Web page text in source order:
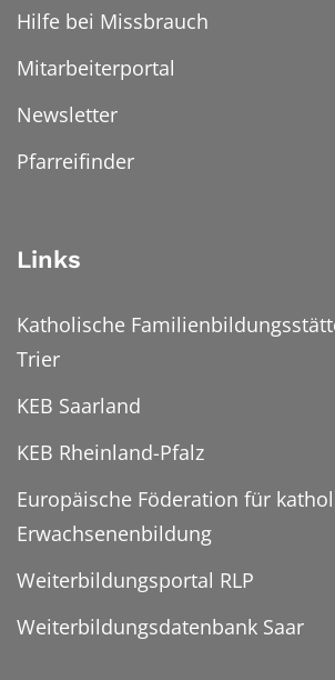
Hilfe bei Missbrauch
Mitarbeiterportal
Newsletter
Pfarreifinder
Links
Katholische
Trier
KEB Saarland
KEB Rheinland-Pfalz
Europäische Föderation für
Erwachsenenbildung
Weiterbildungsportal RLP
Weiterbildungsdatenbank Saar